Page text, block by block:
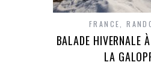
FRANCE ,
BALADE HIVERNALE
LA